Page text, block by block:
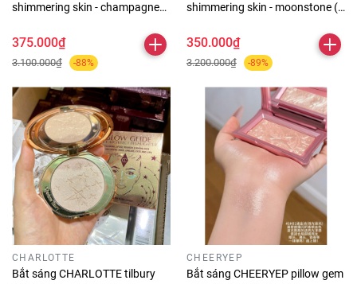
shimmering skin - champagne
375.000₫
3.100.000₫ -88%
shimmering skin - moonstone (k
350.000₫
3.200.000₫ -89%
CHARLOTTE
Bắt sáng CHARLOTTE tilbury
CHEERYEP
Bắt sáng CHEERYEP pillow gem